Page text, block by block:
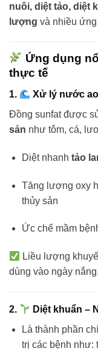
nuôi, diệt tảo, diệt
lượng và nhiều
Ứng dụng
thực tế
1.
Xử lý nước
Đồng sunfat được
sản như tôm, cá,
Diệt nhanh tảo
Tăng lượng oxy
thủy sản
Ức chế mầm
Liều lượng
dùng vào ngày
2.
Diệt khuẩn –
Là thành phần
trị các bệnh